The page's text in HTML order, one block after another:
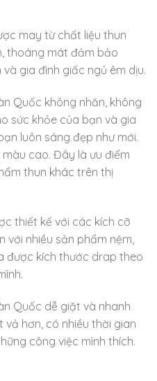
may từ chất liệu thun
thoáng mát đảm bảo
gia đình giấc ngủ êm dịu.
Quốc không nhăn, không
sức khỏe của bạn và gia
luôn sáng đẹp như mới.
cao. Đây là ưu điểm
thun khác trên thị
thiết kế với các kích cỡ
nhiều sản phẩm nệm,
được kích thước drap theo
Quốc dễ giặt và nhanh
hơn, có nhiều thời gian
công việc mình thích.